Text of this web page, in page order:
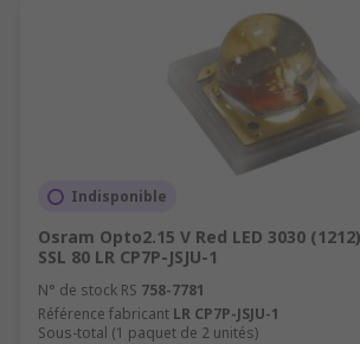
Indisponible
Osram Opto2.15 V Red LED 3030
SSL 80 LR CP7P-JSJU-1
N° de stock RS 758-7781
Référence fabricant LR CP7P-JSJU-1
Sous-total (1 paquet de 2 unités)